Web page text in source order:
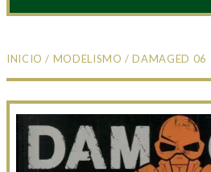
INICIO / MODELISMO / DAMAGED 06